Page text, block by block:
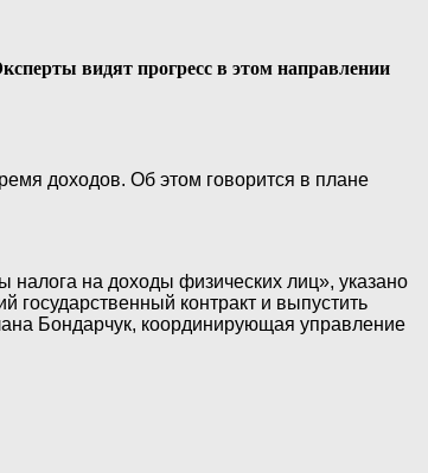
видят прогресс в этом направлении
доходов. Об этом говорится в плане
налога на доходы физических лиц», указано
контракт и выпустить
Бондарчук, координирующая управление